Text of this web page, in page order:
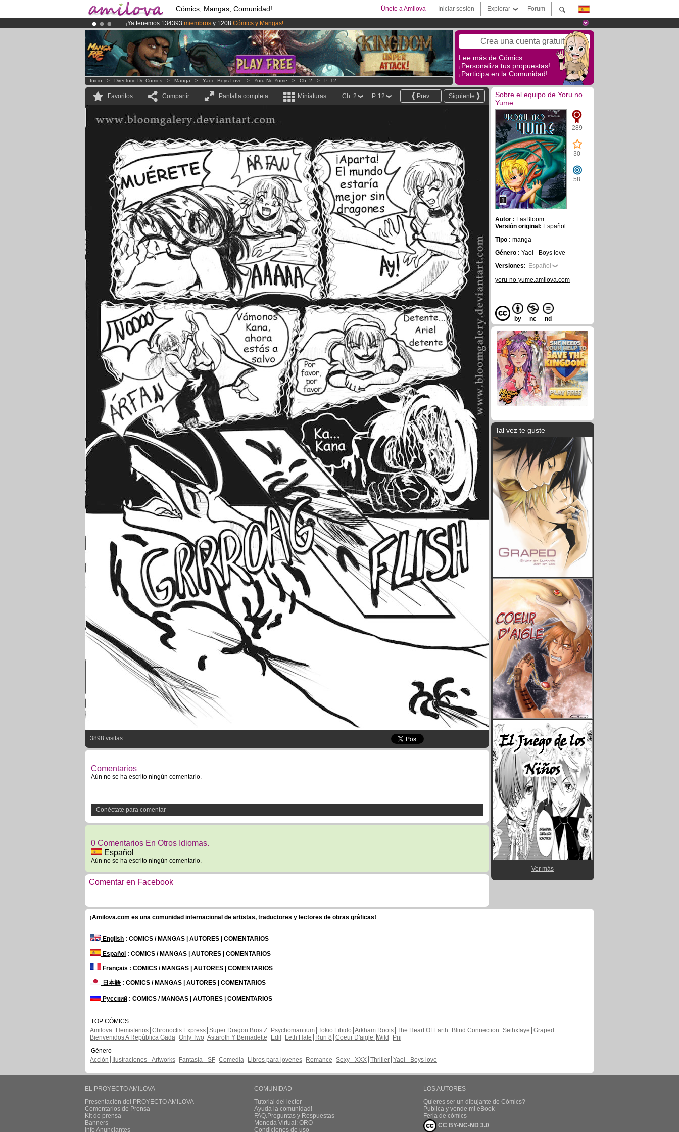
Cómics, Mangas, Comunidad! Forum
Explorar
Iniciar sesión
Únete a Amilova
¡Ya tenemos 134393 miembros y 1208 Cómics y Mangas!.
¡El Kickstarter Amilova está desormado lanzado!.
¡Conviertete en Premium por3.95 euros al mes!Hazte Premium ya Crea una cuenta gratuita
Lee más de Cómics
¡Personaliza tus propuestas!
¡Participa en la Comunidad!
Inicio > Directorio De Cómics > Manga > Yaoi - Boys Love > Yoru No Yume > Ch. 2 > P. 12
Favoritos Compartir Pantalla completa Miniaturas Siguiente
Prev.
P. 12
Ch. 2
3898 visitas
Comentarios
Aún no se ha escrito ningún comentario.
Conéctate para comentar
0 Comentarios En Otros Idiomas.
Español
Aún no se ha escrito ningún comentario.
Comentar en Facebook
Sobre el equipo de Yoru no
Yume
289
30
58
Autor : LasBloom
Versión original: Español
Tipo : manga
Género : Yaoi - Boys love
Versiones: Español
yoru-no-yume.amilova.com
by nc nd
Tal vez te guste
Ver más
¡Amilova.com es una comunidad internacional de artistas, traductores y lectores de obras gráficas!
English : COMICS / MANGAS | AUTORES | COMENTARIOS
Español : COMICS / MANGAS | AUTORES | COMENTARIOS
Français : COMICS / MANGAS | AUTORES | COMENTARIOS
日本語: COMICS / MANGAS | AUTORES | COMENTARIOS
Русский : COMICS / MANGAS | AUTORES | COMENTARIOS
TOP CÓMICS
Amilova
Hemisferios Chronoctis Express Super Dragon Bros Z Psychomantium Tokio Libido Arkham Roots The Heart Of Earth Blind Connection Sethxfaye Graped
Bienvenidos A República Gada Only Two Astaroth Y Bernadette Edil Leth Hate Run 8 Coeur D'aigle Wild
Pnj
Género
Acción
Ilustraciones - Artworks Fantasía - SF Comedia Libros para jovenes Romance Sexy - XXX Thriller Yaoi - Boys love
EL PROYECTO AMILOVA
Presentación del PROYECTO AMILOVA
Comentarios de Prensa
Kit de prensa
Banners
Info Anunciantes
COMUNIDAD
Tutorial del lector
Ayuda la comunidad!
FAQ.Preguntas y Respuestas
Moneda Virtual: ORO
Condiciones de uso
LOS AUTORES
Quieres ser un dibujante de Cómics?
Publica y vende mi eBook
Feria de cómics
CC BY-NC-ND 3.0